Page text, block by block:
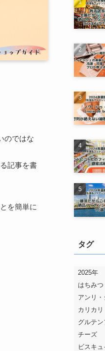
のではな
記事を書
を簡単に
タグ
2025年
はちみつ
アンリ
カリカリ
グルテン
チーズ
ビスキ